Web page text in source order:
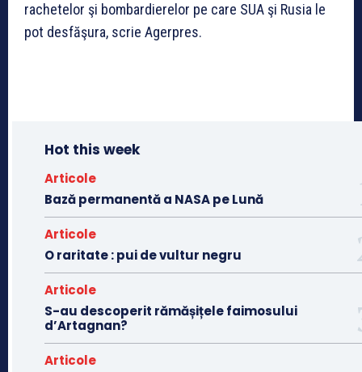
rachetelor şi bombardierelor pe care SUA şi Rusia le
pot desfăşura, scrie Agerpres.
Hot this week
Articole
Bază permanentă a NASA pe Lună
Articole
O raritate : pui de vultur negru
Articole
S-au descoperit rămășițele faimosului
d’Artagnan?
Articole